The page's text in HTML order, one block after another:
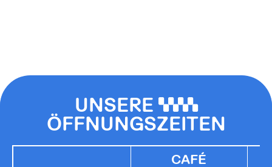
UNSERE 0000
ÖFFNUNGSZEITEN
CAFÉ